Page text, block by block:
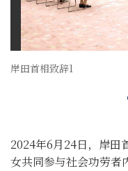
岸田首相致辞1
2024年6月24日，岸田
女共同参与社会功劳者